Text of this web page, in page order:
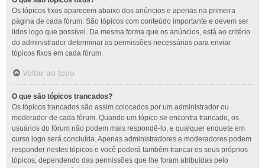
Os tópicos fixos aparecem abaixo dos anúncios e apenas na primeira
página de cada fórum. São tópicos com conteúdo importante e devem ser
lidos logo que possível. Da mesma forma que os anúncios, está ao critério
do administrador determinar as permissões necessárias para enviar
tópicos fixos em cada fórum.
Voltar ao topo
O que são tópicos trancados?
Os tópicos trancados são assim colocados por um administrador ou
moderador de cada fórum. Quando um tópico se encontra trancado, os
usuários do fórum não podem mais respondê-lo, e qualquer enquete em
curso logo será concluída. Apenas administradores e moderadores podem
responder nestes tópicos e você poderá também trancar os seus próprios
tópicos, dependendo das permissões que lhe foram atribuídas pelo